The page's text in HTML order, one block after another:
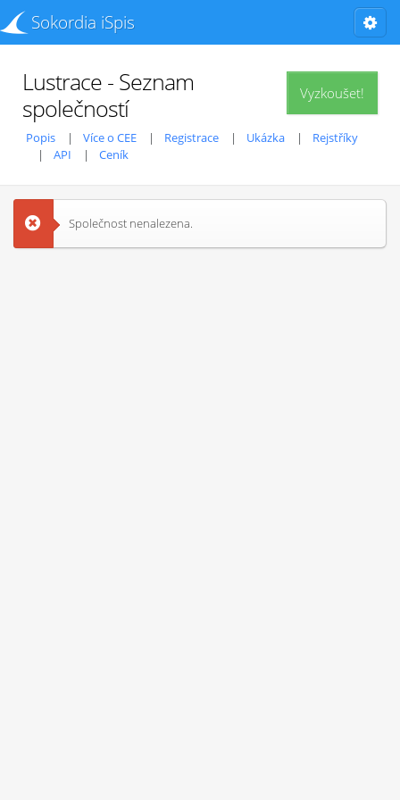
Sokordia iSpis
Vyzkoušet!
Lustrace - Seznam
společností
Popis Více o CEE Registrace Ukázka
Rejstříky
API
Ceník
Společnost nenalezena.